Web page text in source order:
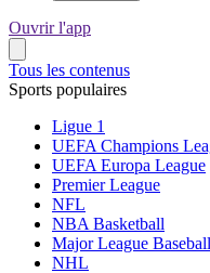
Ouvrir l'app
Tous les contenus
Sports populaires
Ligue 1
UEFA Champions
UEFA Europa League
Premier League
NFL
NBA Basketball
Major League Baseball
NHL